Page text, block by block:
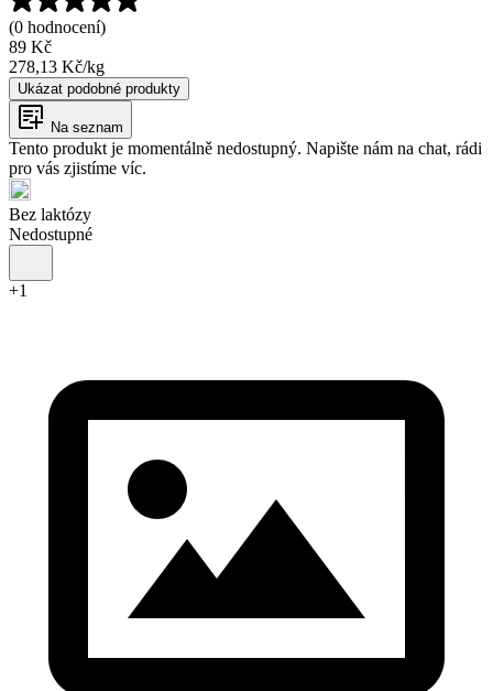
(0 hodnocení)
89 Kč
278,13 Kč/kg
Ukázat podobné produkty
Na seznam
Tento produkt je momentálně nedostupný. Napište nám na chat, rádi
pro vás zjistíme víc.
Bez laktózy
Nedostupné
+1